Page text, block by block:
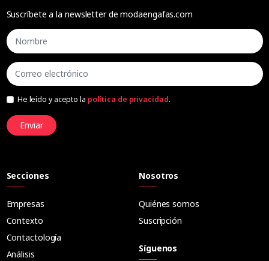
Suscríbete a la newsletter de modaengafas.com
He leído y acepto la política de privacidad.
Enviar
Secciones
Empresas
Contexto
Contactología
Análisis
Nosotros
Quiénes somos
Suscripción
Síguenos